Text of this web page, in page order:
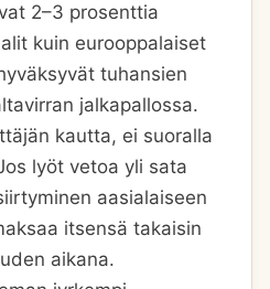
2–3 prosenttia
kuin eurooppalaiset
tuhansien
jalkapallossa.
kautta, ei suoralla
lyöt vetoa yli sata
aasialaiseen
itsensä takaisin
aikana.